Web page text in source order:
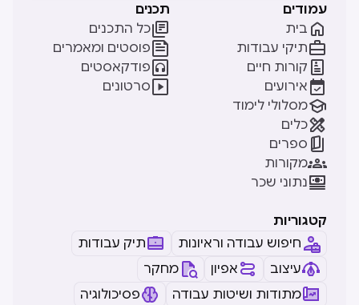
עמודים
בית 
תיקי עבודות
קורות חיים 
אירועים 
מסלולי לימוד
כלים
ספרים 
מקורות
נתוני שכר
תכנים
כל התכנים
פוסטים ומאמרים
פודקאסטים
סרטונים
קטגוריות
חיפוש עבודה וראיונות
תיק עבודות
עיצוב
אפיון
מחקר
מתודות ושיטות עבודה
פסיכולוגיה